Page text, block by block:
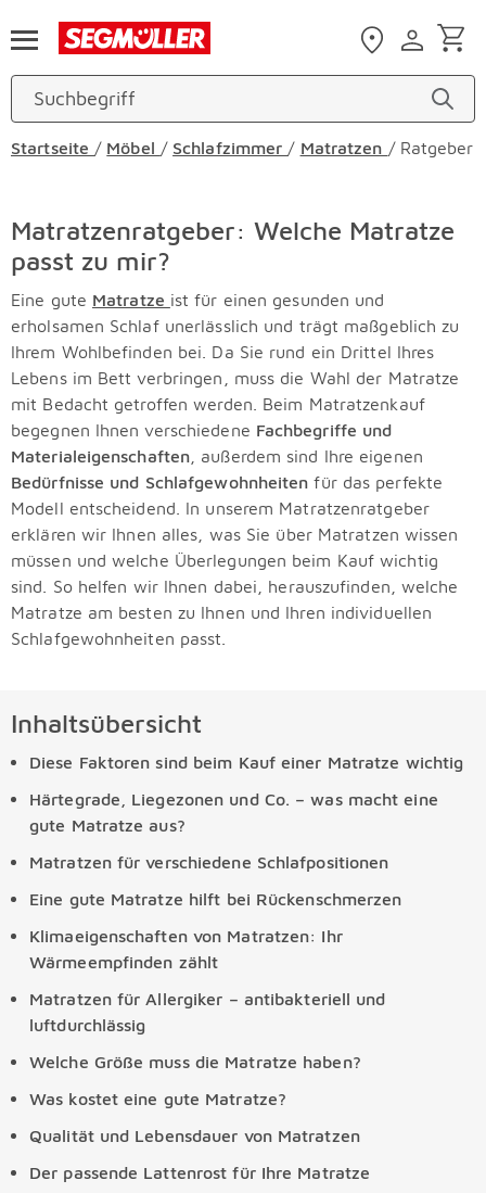
Startseite / Möbel / Schlafzimmer / Matratzen / Ratgeber
Matratzenratgeber: Welche Matratze
passt zu mir?
Eine gute Matratze ist für einen gesunden und
erholsamen Schlaf unerlässlich und trägt maßgeblich zu
Ihrem Wohlbefinden bei. Da Sie rund ein Drittel Ihres
Lebens im Bett verbringen, muss die Wahl der Matratze
mit Bedacht getroffen werden. Beim Matratzenkauf
begegnen Ihnen verschiedene Fachbegriffe und
Materialeigenschaften , außerdem sind Ihre eigenen
Bedürfnisse und Schlafgewohnheiten für das perfekte
Modell entscheidend. In unserem Matratzenratgeber
erklären wir Ihnen alles, was Sie über Matratzen wissen
müssen und welche Überlegungen beim Kauf wichtig
sind. So helfen wir Ihnen dabei, herauszufinden, welche
Matratze am besten zu Ihnen und Ihren individuellen
Schlafgewohnheiten passt.
Inhaltsübersicht
Diese Faktoren sind beim Kauf einer Matratze wichtig
Härtegrade, Liegezonen und Co. – was macht eine
gute Matratze aus?
Matratzen für verschiedene Schlafpositionen
Eine gute Matratze hilft bei Rückenschmerzen
Klimaeigenschaften von Matratzen: Ihr
Wärmeempfinden zählt
Matratzen für Allergiker – antibakteriell und
luftdurchlässig
Welche Größe muss die Matratze haben?
Was kostet eine gute Matratze?
Qualität und Lebensdauer von Matratzen
Der passende Lattenrost für Ihre Matratze